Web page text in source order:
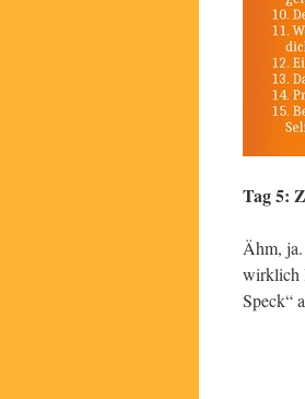
Tag 5:
Ähm,
wirklich
Speck“